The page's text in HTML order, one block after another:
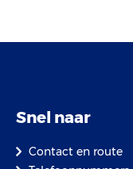
Snel naar
Contact en route